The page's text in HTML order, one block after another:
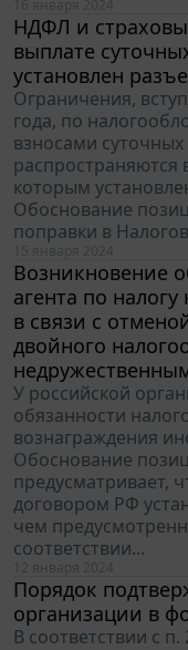
НДФЛ и
выплате
установлен
Ограничения,
года, по
взносами
распространяются
которым
Обоснование
поправки в
Возникновение
агента по
в связи с
двойного
У российской
обязанности
вознаграждения
Обоснование
предусматривает,
договором РФ
чем
соответствии...
Порядок
организации в
В соответствии с